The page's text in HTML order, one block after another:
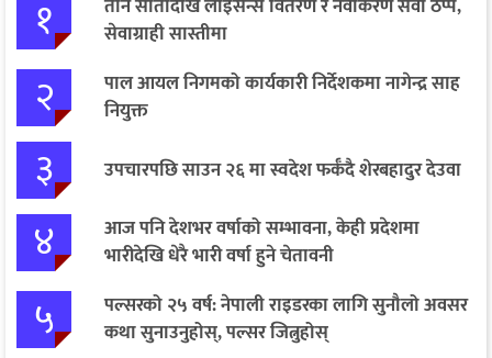
१
तीन सातादेखि लाइसेन्स वितरण र नवीकरण सेवा ठप्प,
सेवाग्राही सास्तीमा
२
पाल आयल निगमको कार्यकारी निर्देशकमा नागेन्द्र साह
नियुक्त
३ उपचारपछि साउन २६ मा स्वदेश फर्कँदै शेरबहादुर देउवा
४
आज पनि देशभर वर्षाको सम्भावना, केही प्रदेशमा
भारीदेखि धेरै भारी वर्षा हुने चेतावनी
५
पल्सरको २५ वर्ष: नेपाली राइडरका लागि सुनौलो अवसर
कथा सुनाउनुहोस्, पल्सर जित्नुहोस्